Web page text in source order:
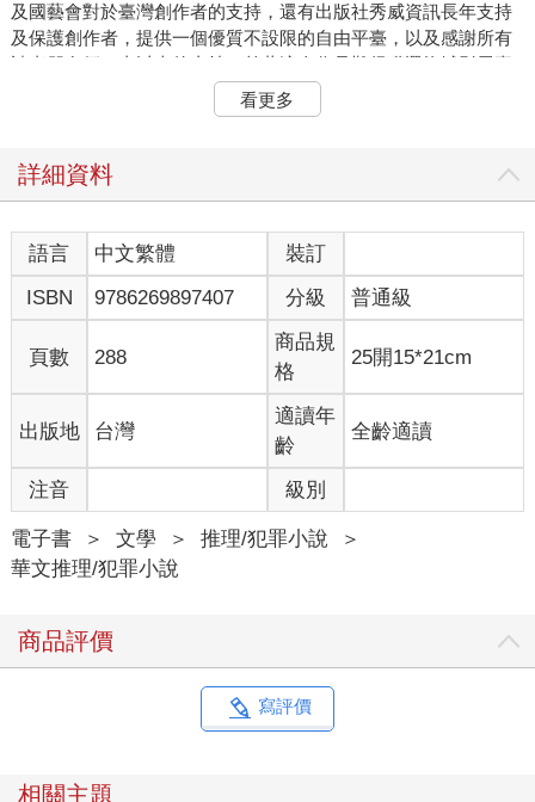
及國藝會對於臺灣創作者的支持，還有出版社秀威資訊長年支持
及保護創作者，提供一個優質不設限的自由平臺，以及感謝所有
讀者朋友們一直以來的支持。趁著這次作品難得獲選坎城影展臺
灣代表的寶貴機會，也與出版社經理伊庭，以及其他坎城影展各
單元獲選的臺灣代表團成員，一同前往法國坎城參展。
城尼斯，先行深入當地參訪交流，確實對後來參展具有一定正面
旅途中遇到不少熱情友善的法國朋友，亦有來自世界各地的朋
友，一同閒聊許多雙方事物。
來自不同國家的朋友，對臺灣印象也不盡相同，像是英國朋友
們，對臺灣就有科技非常強大的深刻印象。在彼此交流之際，也
不時向這些熱情友善的朋友們，介紹我們臺灣科技業以外的其他
特色，如我們臺灣因為地理、歷史及文化背景相較特殊與複雜，
再加上風氣相當自由開放，創作題材也非常多元，自己也相信，
臺灣眾多創作者們的創作實力，其實非常強勁。
在坎城電影市場展的大師講堂單元中，來自臺灣文化內容策進院
的Claire，以極為流利的英文精彩介紹臺灣電影，並在講堂上與各
國知名藝文人士，一同談論亞洲影視發展。臺灣創作風氣自由，
題材相較其他東南亞國家，算是更為多元開放，而在亞洲電影方
面，日本與韓國則呈現相當強勁的領導地位。在「Shoot The
受主辦單位邀請的「瑞士專題」四部作品。
由於與瑞士代表團住宿比鄰而居，也一同搭乘前往展場的接駁專
車，故和瑞士朋友們相當親近。此次瑞士入選作品《Silence》，
屬於懸疑驚悚類型，作者Luca Brunoni也特別從瑞士，帶著作品
看更多
詳細資料
語言 中文繁體
裝訂
ISBN
9786269897407 分級 普通級
頁數 288
商品規
格
25開15*21cm
出版地 台灣
適讀年
齡
全齡適讀
注音 級別
電子書 ＞ 文學 ＞ 推理/犯罪小說
＞
華文推理/犯罪小說
商品評價
寫評價
相關主題